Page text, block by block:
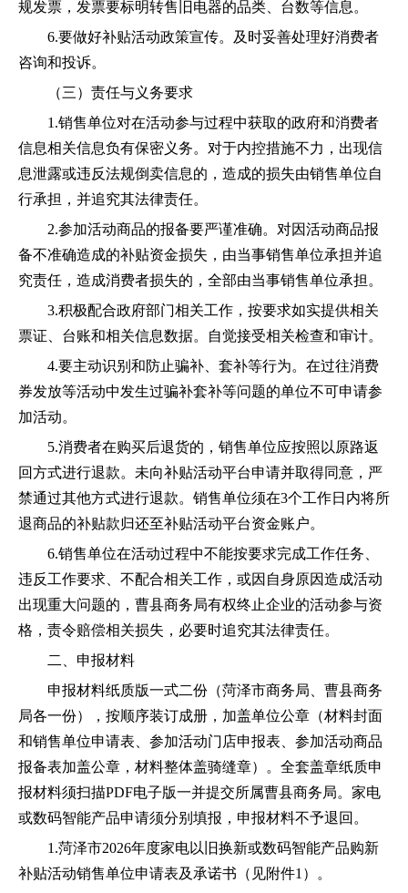
规发票，发票要标明转售旧电器的品类、台数等信息。
6.要做好补贴活动政策宣传。及时妥善处理好消费者
咨询和投诉。
（三） 责任与义务要求
1.销售单位对在活动参与过程中获取的政府和消费者
信息相关信息负有保密义务。 对于内控措施不力，出现信
息泄露或违反法规倒卖信息的，造成的损失由销售单位自
行承担，并追究其法律责任。
2.参加活动商品的报备要严谨准确。对因活动商品报
备不准确造成的补贴资金损失，由当事销售单位承担并追
究责任 ， 造成消费者损失的， 全部由当事销售单位承担 。
3.积极配合政府部门相关工作，按要求如实提供相关
票证、台账和相关信息数据。自觉接受相关检查和审计。
4.要主动识别和防止骗补、套补等行为。在过往消费
券发放等活动中发生过骗补套补等问题的单位不可申请参
加活动。
5.消费者在购买后退货的，销售单位应按照以原路返
回方式进行退款。未向补贴活动平台申请并取得同意，严
禁通过其他方式进行退款。销售单位须在3个工作日内将所
退商品的补贴款归还至补贴活动平台资金账户。
6.销售单位在活动过程中不能按要求完成工作任务、
违反工作要求、不配合相关工作，或因自身原因造成活动
出现重大问题的， 曹县商务局有权终止企业的活动参与资
格，责令赔偿相关损失，必要时追究其法律责任。
二、 申报材料
申报材料纸质版一式二份 （菏泽市商务局、曹县商务
局各一份）
，按顺序装订成册，加盖单位公章（材料封面
和销售单位申请表、参加活动门店申报表、参加活动商品
报备表加盖公章，材料整体盖骑缝章）。全套盖章纸质申
报材料须扫描PDF电子版一并提交所属曹县商务局。 家电
或数码智能产品申请须分别填报， 申报材料不予退回。
1.菏泽市2026年度家电以旧换新或数码智能产品购新
补贴活动销售单位申请表及承诺书 （见附件1）。